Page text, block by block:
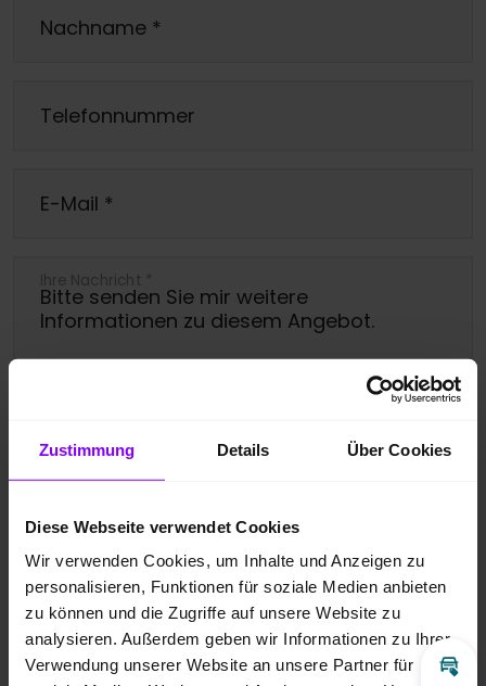
Zustimmung Details Über Cookies
Diese Webseite verwendet Cookies
Wir verwenden Cookies, um Inhalte und Anzeigen zu
personalisieren, Funktionen für soziale Medien anbieten
zu können und die Zugriffe auf unsere Website zu
analysieren. Außerdem geben wir Informationen zu Ihrer
Verwendung unserer Website an unsere Partner für
Nachname *
Telefonnummer
E-Mail *
Ihre Nachricht *
Ja, bitte melden Sie mich für den
Newsletter an.
Ich bin damit einverstanden, dass die
übermittelten Daten entsprechend der
Datenschutzbestimmungengespeichert
und verarbeitet werden dürfen. Zudem
gebe ich meine Zustimmung über die